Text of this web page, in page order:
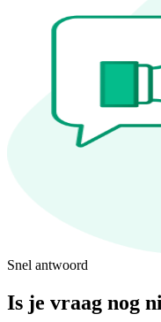
Snel antwoord
Is je vraag nog